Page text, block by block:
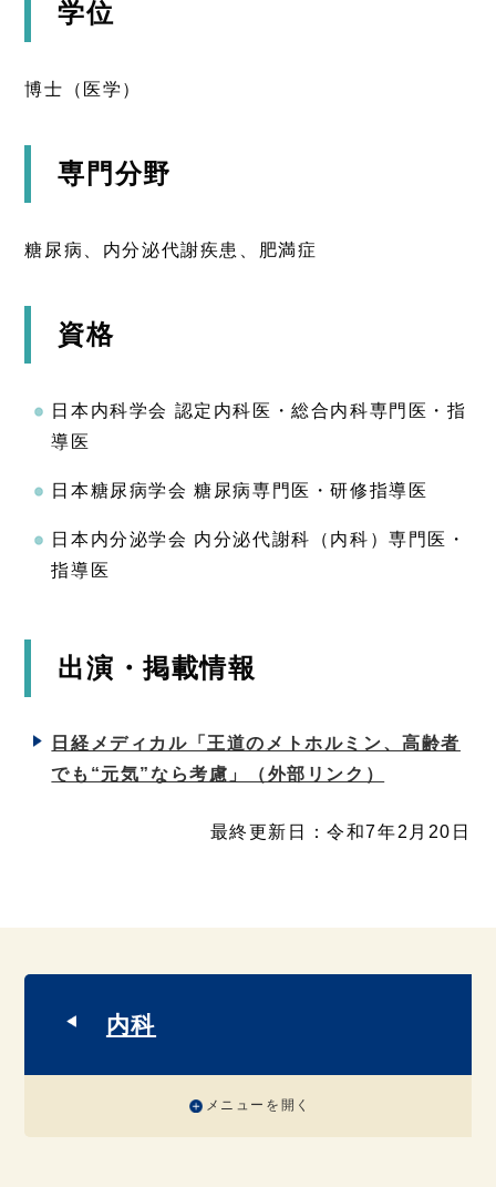
学位
博士（医学）
専門分野
糖尿病、内分泌代謝疾患、肥満症
資格
日本内科学会 認定内科医・総合内科専門医・指
導医
日本糖尿病学会 糖尿病専門医・研修指導医
日本内分泌学会 内分泌代謝科（内科）専門医・
指導医
出演・掲載情報
日経メディカル「王道のメトホルミン、高齢者
でも“元気”なら考慮」
（外部リンク）
最終更新日：令和7年2月20日
内科
メニューを開く